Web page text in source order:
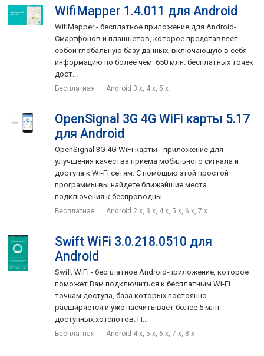
WifiMapper 1.4.011 для Android
WifiMapper - бесплатное приложение для Android-
Смартфонов и планшетов, которое представляет
собой глобальную базу данных, включающую в себя
информацию по более чем 650 млн. бесплатных точек
дост...
Бесплатная Android 3.x, 4.x, 5.x
OpenSignal 3G 4G WiFi карты 5.17
для Android
OpenSignal 3G 4G WiFi карты - приложение для
улучшения качества приёма мобильного сигнала и
доступа к Wi-Fi сетям. С помощью этой простой
программы вы найдете ближайшие места
подключения к беспроводны...
Бесплатная Android 2.x, 3.x, 4.x, 5.x, 6.x, 7.x
Swift WiFi 3.0.218.0510 для
Android
Swift WiFi - бесплатное Android-приложение, которое
поможет Вам подключиться к бесплатным Wi-Fi
точкам доступа, база которых постоянно
расширяется и уже насчитывает более 5 млн.
доступных хотспотов. П...
Бесплатная Android 4.x, 5.x, 6.x, 7.x, 8.x